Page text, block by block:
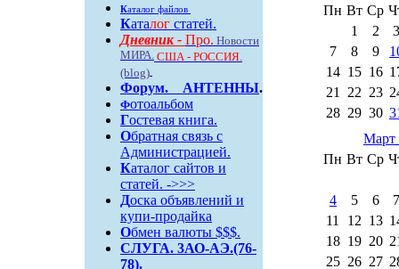
Каталог файлов
Каталогстатей.
Дневник - Про. Новости
МИРА.США - РОССИЯ.
(blog)
Форум. АНТЕННЫ.
Фотоальбом
Гостевая книга.
Обратная связь c
Администрацией.
Каталог сайтов и
статей. ->>>
Доска объявлений и
купи-продайка
Обмен валюты $$$.
СЛУГА. 3АО-АЭ.(76-
78).
Пн Вт Ср
1
2
3
7
8 9
14 15 16
21
22 23
28 29 30
Март
Пн Вт Ср
4 5 6
7
11
12 13
18 19 20
25 26 27